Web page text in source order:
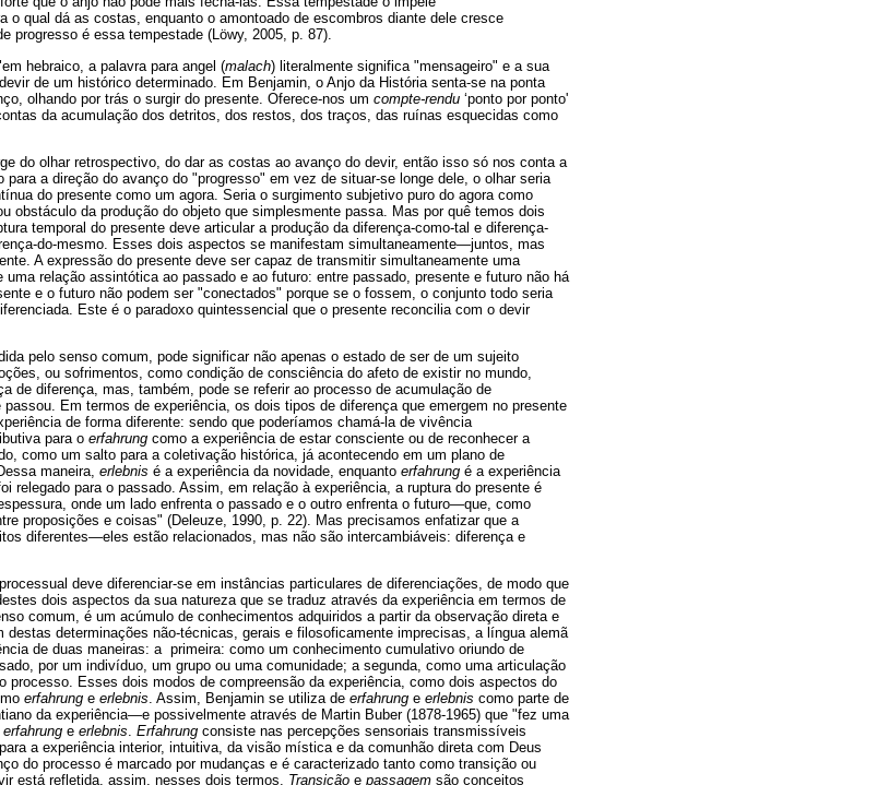
o qual dá as costas, enquanto o amontoado de escombros diante dele cresce
progresso é essa tempestade (Löwy, 2005, p. 87).
hebraico, a palavra para angel (malach) literalmente significa "mensageiro" e a sua
de um histórico determinado. Em Benjamin, o Anjo da História senta-se na ponta
olhando por trás o surgir do presente. Oferece-nos um compte-rendu ‘ponto por ponto'
da acumulação dos detritos, dos restos, dos traços, das ruínas esquecidas como
do olhar retrospectivo, do dar as costas ao avanço do devir, então isso só nos conta a
a direção do avanço do "progresso" em vez de situar-se longe dele, o olhar seria
do presente como um agora. Seria o surgimento subjetivo puro do agora como
obstáculo da produção do objeto que simplesmente passa. Mas por quê temos dois
temporal do presente deve articular a produção da diferença-como-tal e diferença-
do-mesmo. Esses dois aspectos se manifestam simultaneamente—juntos, mas
A expressão do presente deve ser capaz de transmitir simultaneamente uma
relação assintótica ao passado e ao futuro: entre passado, presente e futuro não há
e o futuro não podem ser "conectados" porque se o fossem, o conjunto todo seria
Este é o paradoxo quintessencial que o presente reconcilia com o devir
pelo senso comum, pode significar não apenas o estado de ser de um sujeito
ou sofrimentos, como condição de consciência do afeto de existir no mundo,
de diferença, mas, também, pode se referir ao processo de acumulação de
Em termos de experiência, os dois tipos de diferença que emergem no presente
de forma diferente: sendo que poderíamos chamá-la de vivência
para o erfahrung como a experiência de estar consciente ou de reconhecer a
como um salto para a coletivação histórica, já acontecendo em um plano de
maneira, erlebnis é a experiência da novidade, enquanto erfahrung é a experiência
relegado para o passado. Assim, em relação à experiência, a ruptura do presente é
onde um lado enfrenta o passado e o outro enfrenta o futuro—que, como
proposições e coisas" (Deleuze, 1990, p. 22). Mas precisamos enfatizar que a
diferentes—eles estão relacionados, mas não são intercambiáveis: diferença e
deve diferenciar-se em instâncias particulares de diferenciações, de modo que
dois aspectos da sua natureza que se traduz através da experiência em termos de
comum, é um acúmulo de conhecimentos adquiridos a partir da observação direta e
destas determinações não-técnicas, gerais e filosoficamente imprecisas, a língua alemã
de duas maneiras: a primeira: como um conhecimento cumulativo oriundo de
por um indivíduo, um grupo ou uma comunidade; a segunda, como uma articulação
processo. Esses dois modos de compreensão da experiência, como dois aspectos do
erfahrung e erlebnis. Assim, Benjamin se utiliza de erfahrung e erlebnis como parte de
da experiência—e possivelmente através de Martin Buber (1878-1965) que "fez uma
erfahrung e erlebnis. Erfahrung consiste nas percepções sensoriais transmissíveis
a experiência interior, intuitiva, da visão mística e da comunhão direta com Deus
do processo é marcado por mudanças e é caracterizado tanto como transição ou
está refletida, assim, nesses dois termos. Transição e passagem são conceitos